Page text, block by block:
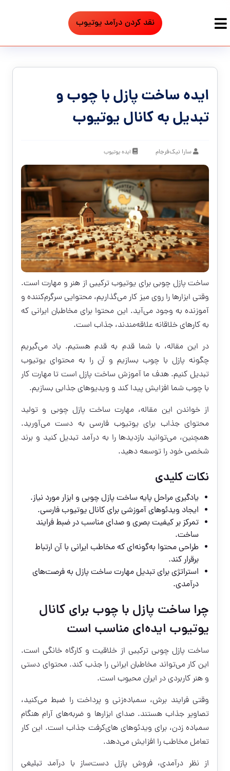
نقد کردن درآمد یوتیوب
ایده ساخت پازل با چوب و
تبدیل به کانال یوتیوب
سارا نیک‌فرجام ایده یوتیوب
ساخت پازل چوبی برای یوتیوب ترکیبی از هنر و مهارت است.
وقتی ابزارها را روی میز کار می‌گذاریم، محتوایی سرگرم‌کننده و
آموزنده به وجود می‌آید. این محتوا برای مخاطبان ایرانی که
به کارهای خلاقانه علاقه‌مندند، جذاب است.
در این مقاله، با شما قدم به قدم هستیم. یاد می‌گیریم
چگونه پازل با چوب بسازیم و آن را به محتوای یوتیوب
تبدیل کنیم. هدف ما آموزش ساخت پازل است تا مهارت کار
با چوب شما افزایش پیدا کند و ویدیوهای جذابی بسازیم.
از خواندن این مقاله، مهارت ساخت پازل چوبی و تولید
محتوای جذاب برای یوتیوب فارسی به دست می‌آورید.
همچنین، می‌توانید بازدیدها را به درآمد تبدیل کنید و برند
شخصی خود را توسعه دهید.
نکات کلیدی
یادگیری مراحل پایه ساخت پازل چوبی و ابزار مورد نیاز.
ایجاد ویدئوهای آموزشی برای کانال یوتیوب فارسی.
تمرکز بر کیفیت بصری و صدای مناسب در ضبط فرایند
ساخت.
طراحی محتوا به‌گونه‌ای که مخاطب ایرانی با آن ارتباط
برقرار کند.
استراتژی برای تبدیل مهارت ساخت پازل به فرصت‌های
درآمدی.
چرا ساخت پازل با چوب برای کانال
یوتیوب ایده‌ای مناسب است
ساخت پازل چوبی ترکیبی از خلاقیت و کارگاه خانگی است.
این کار می‌تواند مخاطبان ایرانی را جذب کند. محتوای دستی
و هنر کاربردی در ایران محبوب است.
وقتی فرایند برش، سمباده‌زنی و پرداخت را ضبط می‌کنید،
تصاویر جذاب هستند. صدای ابزارها و ضربه‌های آرام هنگام
سمباده زدن، برای ویدئوهای های‌کرفت جذاب است. این کار
تعامل مخاطب را افزایش می‌دهد.
از نظر درآمدی، فروش پازل دست‌ساز با درآمد تبلیغی